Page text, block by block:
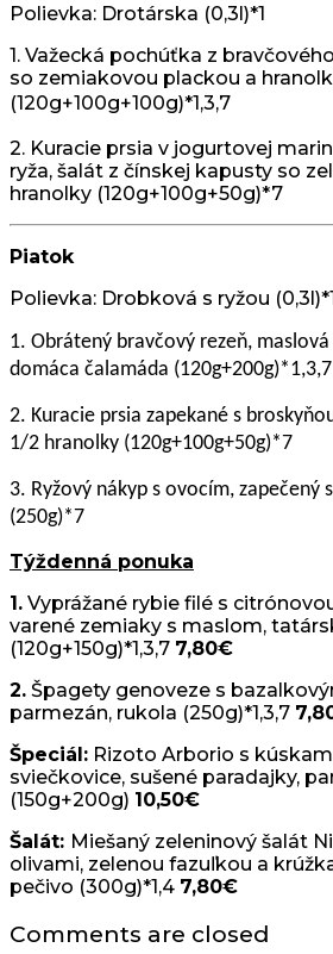
Polievka: Drotárska (0,3l)*1
1. Važecká pochúťka z
so zemiakovou plackou a
(120g+100g+100g)*1,3,7
2. Kuracie prsia v jogurtovej
ryža, šalát z čínskej kapusty so
hranolky (120g+100g+50g)*7
Piatok
Polievka: Drobková s ryžou
1. Obrátený bravčový rezeň,
domáca čalamáda (120g+200g)*1,3,7
2. Kuracie prsia zapekané s
1/2 hranolky (120g+100g+50g)*7
3. Ryžový nákyp s ovocím, zapečený
(250g)*7
Týždenná ponuka
1. Vyprážané rybie filé s
varené zemiaky s maslom,
(120g+150g)*1,3,7 7,80€
2. Špagety genoveze s
parmezán, rukola (250g)*1,3,7
Špeciál: Rizoto Arborio s
sviečkovice, sušené paradajky,
(150g+200g) 10,50€
Šalát: Miešaný zeleninový šalát
olivami, zelenou fazuľkou a
pečivo (300g)*1,4 7,80€
Comments are closed